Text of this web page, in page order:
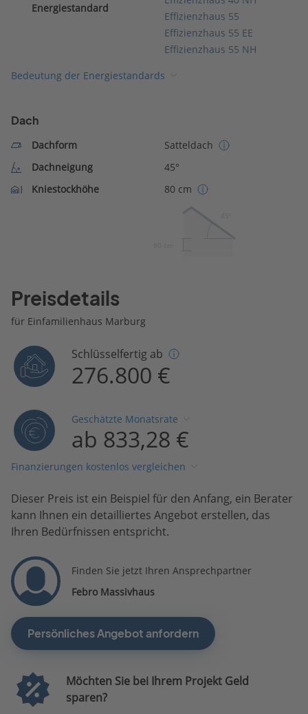
Energiestandard
Effizienzhaus 55
Effizienzhaus 55 EE
Effizienzhaus 55 NH
Bedeutung der Energiestandards
Dach
Dachform
Satteldach
Dachneigung
45°
Kniestockhöhe
80 cm
Preisdetails
für Einfamilienhaus Marburg
Schlüsselfertig ab
276.800 €
Geschätzte Monatsrate
ab 833,28 €
Finanzierungen kostenlos vergleichen
Dieser Preis ist ein Beispiel für den Anfang, ein Berater
kann Ihnen ein detailliertes Angebot erstellen, das
Ihren Bedürfnissen entspricht.
Finden Sie jetzt Ihren Ansprechpartner
Febro Massivhaus
Persönliches Angebot anfordern
Möchten Sie bei Ihrem Projekt Geld
sparen?